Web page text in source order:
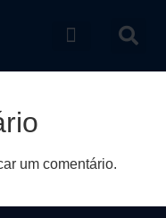
um comentário.